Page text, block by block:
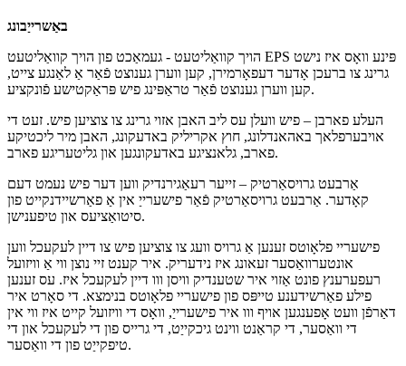
באַשרייַבונג
הויך קוואַליטעט - געמאַכט פון הויך קוואַליטעט EPS פּינע וואָס איז נישט
גרינג צו ברעכן אָדער דעפאָרמירן, קען ווערן גענוצט פֿאַר אַ לאַנגע צייט,
קען ווערן גענוצט פֿאַר טראַפּינג פיש פּראַקטישע פֿונקציע.
העלע פארבן – פיש וועלן עס ליב האבן אזוי גרינג צו צוציען פיש. זעט די
אויבערפלאך באהאנדלונג, חוץ אקריליק באדעקונג, האבן מיר ליכטיקע
פארב, גלאנציגע באדעקונגען און גליטעריגע פארב.
אַרבעט גרויסאַרטיק – זייער רעאַגירנדיק ווען דער פיש נעמט דעם
קאָדער. אַרבעט גרויסאַרטיק פֿאַר פישערייַ אין אַ פאַרשיידנקייט פון
סיטואַציעס און טיפענישן.
פישעריי פלאָוטס זענען אַ גרויס וועג צו צוציען פיש צו דיין לעקעכל ווען
אונטערוואַסער זעאונג איז נידעריק. איר קענט זיי נוצן ווי אַ וויזועל
רעפערענץ פונט אַזוי איר שטענדיק וויסן ווו דיין לעקעכל איז. עס זענען
פילע פאַרשידענע טייפּס פון פישעריי פלאָוטס בנימצא. די סאָרט איר
דאַרפֿן וועט אָפענגען אויף ווו איר פישערייַ, וואָס די וויזועל קייט איז ווי אין
די וואַסער, די קראַנט ווינט גיכקייַט, די גרייס פון די לעקעכל און די
טיפקייַט פון די וואַסער.